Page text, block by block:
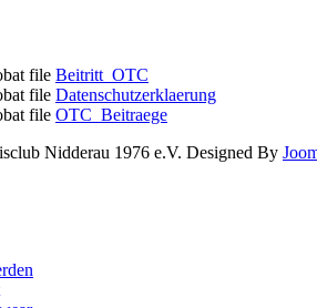
Beitritt_OTC
Datenschutzerklaerung
OTC_Beitraege
Nidderau 1976 e.V. Designed By